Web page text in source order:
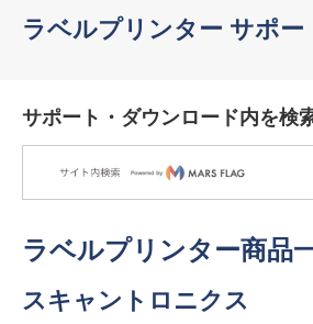
ラベルプリンター サポー
サポート・ダウンロード内を検
ラベルプリンター商品
スキャントロニクス